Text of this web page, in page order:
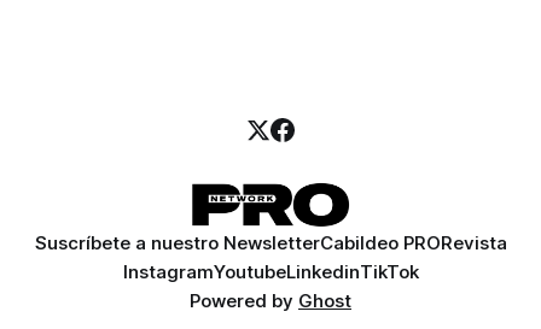
Suscríbete a nuestro NewsletterCabildeo PRORevista
InstagramYoutubeLinkedinTikTok
Powered by Ghost